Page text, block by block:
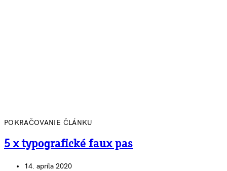
POKRAČOVANIE ČLÁNKU
5 x typografické faux pas
14. apríla 2020